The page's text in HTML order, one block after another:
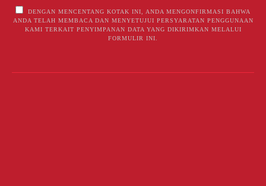
DENGAN MENCENTANG KOTAK INI, ANDA MENGONFIRMASI BAHWA
ANDA TELAH MEMBACA DAN MENYETUJUI PERSYARATAN PENGGUNAAN
KAMI TERKAIT PENYIMPANAN DATA YANG DIKIRIMKAN MELALUI
FORMULIR INI.